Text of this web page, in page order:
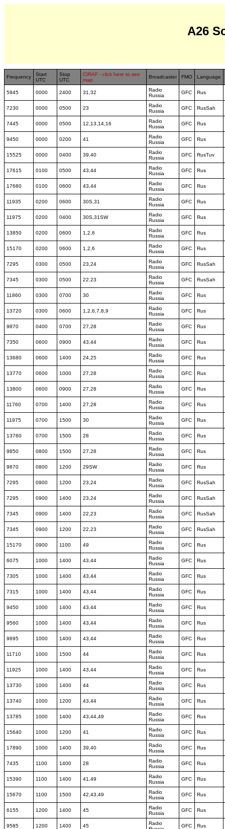
A26
Frequency
Start
UTC
Stop
UTC
CIRAF - click here to see
map
Broadcaster FMO Language
5945 0000 2400 31,32
Radio
Russia
GFC Rus
7230 0000 0500 23
Radio
Russia
GFC RusSah
7445 0000 0500 12,13,14,16
Radio
Russia
GFC Rus
9450 0000 0200 41
Radio
Russia
GFC Rus
15525 0000 0400 39,40
Radio
Russia
GFC RusTuv
17615 0100 0500 43,44
Radio
Russia
GFC Rus
17680 0100 0600 43,44
Radio
Russia
GFC Rus
11935 0200 0600 30S,31
Radio
Russia
GFC Rus
11975 0200 0400 30S,31SW
Radio
Russia
GFC Rus
13850 0200 0600 1,2,6
Radio
Russia
GFC Rus
15170 0200 0600 1,2,6
Radio
Russia
GFC Rus
7295 0300 0500 23,24
Radio
Russia
GFC RusSah
7345 0300 0500 22,23
Radio
Russia
GFC RusSah
11860 0300 0700 30
Radio
Russia
GFC Rus
13720 0300 0600 1,2,6,7,8,9
Radio
Russia
GFC Rus
9870 0400 0700 27,28
Radio
Russia
GFC Rus
7350 0600 0900 43,44
Radio
Russia
GFC Rus
13680 0600 1400 24,25
Radio
Russia
GFC Rus
13770 0600 1000 27,28
Radio
Russia
GFC Rus
13800 0600 0900 27,28
Radio
Russia
GFC Rus
11760 0700 1400 27,28
Radio
Russia
GFC Rus
11975 0700 1500 30
Radio
Russia
GFC Rus
13760 0700 1500 28
Radio
Russia
GFC Rus
9850 0800 1500 27,28
Radio
Russia
GFC Rus
9870 0800 1200 29SW
Radio
Russia
GFC Rus
7295 0900 1200 23,24
Radio
Russia
GFC RusSah
7295 0900 1400 23,24
Radio
Russia
GFC RusSah
7345 0900 1400 22,23
Radio
Russia
GFC RusSah
7345 0900 1200 22,23
Radio
Russia
GFC RusSah
15170 0900 1100 49
Radio
Russia
GFC Rus
6075 1000 1400 43,44
Radio
Russia
GFC Rus
7305 1000 1400 43,44
Radio
Russia
GFC Rus
7315 1000 1400 43,44
Radio
Russia
GFC Rus
9450 1000 1400 43,44
Radio
Russia
GFC Rus
9560 1000 1400 43,44
Radio
Russia
GFC Rus
9895 1000 1400 43,44
Radio
Russia
GFC Rus
11710 1000 1500 44
Radio
Russia
GFC Rus
11925 1000 1400 43,44
Radio
Russia
GFC Rus
13730 1000 1400 44
Radio
Russia
GFC Rus
13740 1000 1200 43,44
Radio
Russia
GFC Rus
13785 1000 1400 43,44,49
Radio
Russia
GFC Rus
15640 1000 1200 41
Radio
Russia
GFC Rus
17890 1000 1400 39,40
Radio
Russia
GFC Rus
7435 1100 1400 28
Radio
Russia
GFC Rus
15390 1100 1400 41,49
Radio
Russia
GFC Rus
15670 1100 1500 42,43,49
Radio
Russia
GFC Rus
6155 1200 1400 45
Radio
Russia
GFC Rus
9585 1200 1400 45
Radio
GFC Rus